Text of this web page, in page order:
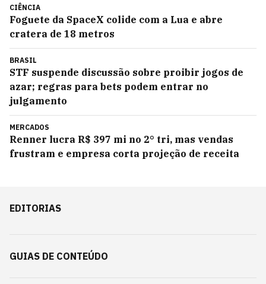
CIÊNCIA
Foguete da SpaceX colide com a Lua e abre
cratera de 18 metros
BRASIL
STF suspende discussão sobre proibir jogos de
azar; regras para bets podem entrar no
julgamento
MERCADOS
Renner lucra R$ 397 mi no 2° tri, mas vendas
frustram e empresa corta projeção de receita
EDITORIAS
GUIAS DE CONTEÚDO